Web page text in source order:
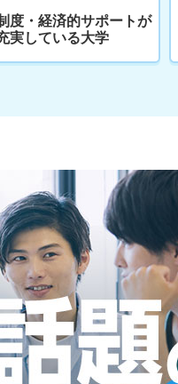
度・経済的サポートが
実している大学